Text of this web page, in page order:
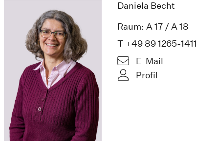
Daniela Becht
Raum: A 17 / A 18
T +49 89 1265-1411
E-Mail
Profil